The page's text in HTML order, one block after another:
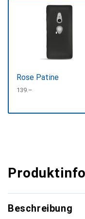
Rose Patine
CHF
139.–
Beschreibung